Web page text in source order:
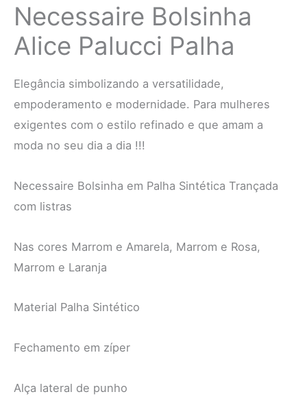
Necessaire Bolsinha
Alice Palucci Palha
Elegância simbolizando a versatilidade,
empoderamento e modernidade. Para mulheres
exigentes com o estilo refinado e que amam a
moda no seu dia a dia !!!
Necessaire Bolsinha em Palha Sintética Trançada
com listras
Nas cores Marrom e Amarela, Marrom e Rosa,
Marrom e Laranja
Material Palha Sintético
Fechamento em zíper
Alça lateral de punho